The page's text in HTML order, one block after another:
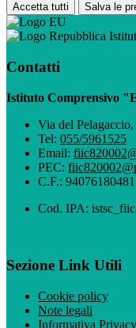
Accetta tutti Salva le
Contatti
Istituto Comprensivo
Via del
Tel: 055/5961525
Email:
PEC:
C.F.: 94076180481
Cod. IPA:
Sezione Link Utili
Cookie policy
Note legali
Informativa Privacy